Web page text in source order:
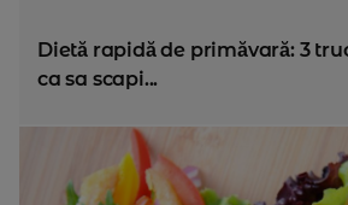
Dietă rapidă de primăvară: 3
ca sa scapi...